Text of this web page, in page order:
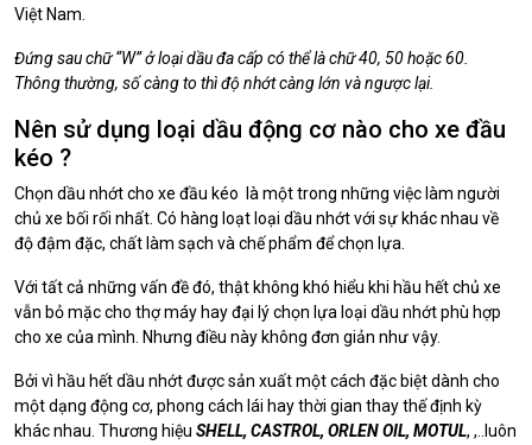
Việt Nam.
Đứng sau chữ “W” ở loại dầu đa cấp có thể là chữ 40, 50 hoặc 60.
Thông thường, số càng to thì độ nhớt càng lớn và ngược lại.
Nên sử dụng loại dầu động cơ nào cho xe đầu
kéo ?
Chọn dầu nhớt cho xe đầu kéo là một trong những việc làm người
chủ xe bối rối nhất. Có hàng loạt loại dầu nhớt với sự khác nhau về
độ đậm đặc, chất làm sạch và chế phẩm để chọn lựa.
Với tất cả những vấn đề đó, thật không khó hiểu khi hầu hết chủ xe
vẫn bỏ mặc cho thợ máy hay đại lý chọn lựa loại dầu nhớt phù hợp
cho xe của mình. Nhưng điều này không đơn giản như vậy.
Bởi vì hầu hết dầu nhớt được sản xuất một cách đặc biệt dành cho
một dạng động cơ, phong cách lái hay thời gian thay thế định kỳ
khác nhau. Thương hiệu SHELL, CASTROL, ORLEN OIL, MOTUL, ,..luôn